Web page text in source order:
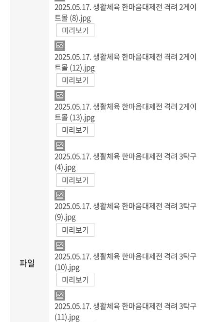
파일
2025.05.17. 생활체육 한마음대제전 격려 2게이
트몰 (8).jpg
미리보기
2025.05.17. 생활체육 한마음대제전 격려 2게이
트몰 (12).jpg
미리보기
2025.05.17. 생활체육 한마음대제전 격려 2게이
트몰 (13).jpg
미리보기
2025.05.17. 생활체육 한마음대제전 격려 3탁구
(4).jpg
미리보기
2025.05.17. 생활체육 한마음대제전 격려 3탁구
(9).jpg
미리보기
2025.05.17. 생활체육 한마음대제전 격려 3탁구
(10).jpg
미리보기
2025.05.17. 생활체육 한마음대제전 격려 3탁구
(11).jpg